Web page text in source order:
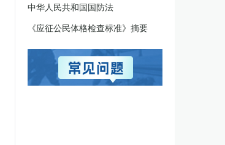
中华人民共和国国防法
《应征公民体格检查标准》摘要